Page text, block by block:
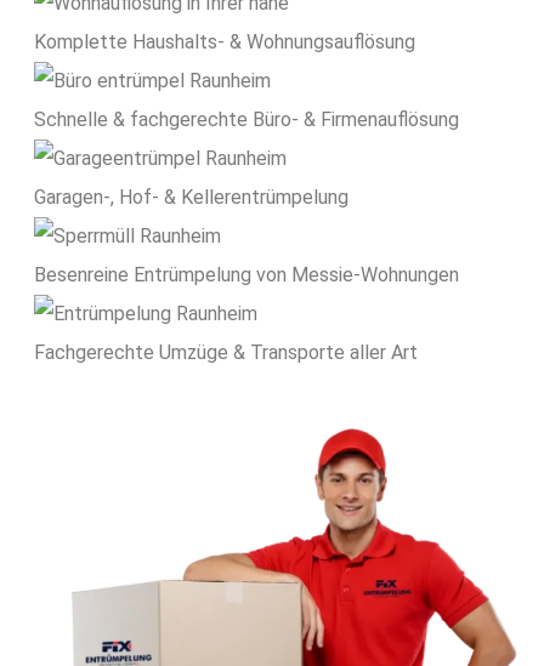
Komplette Haushalts- & Wohnungsauflösung
Schnelle & fachgerechte Büro- & Firmenauflösung
Garagen-, Hof- & Kellerentrümpelung
Besenreine Entrümpelung von Messie-Wohnungen
Fachgerechte Umzüge & Transporte aller Art